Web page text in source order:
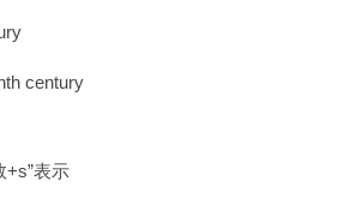
century
表示